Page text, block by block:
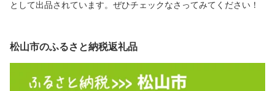
として出品されています。ぜひチェックなさってみてください！
松山市のふるさと納税返礼品